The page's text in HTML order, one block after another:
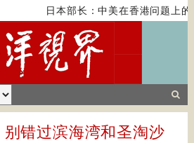
日本部长：中美在香港问题上的
错过滨海湾和圣淘沙